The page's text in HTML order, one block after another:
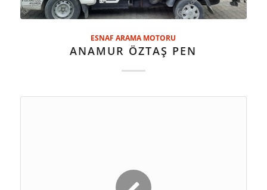
ESNAF ARAMA MOTORU
ANAMUR ÖZTAŞ PEN